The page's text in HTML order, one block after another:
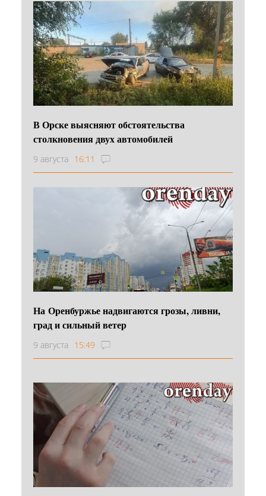
В Орске выясняют обстоятельства
столкновения двух автомобилей
9 августа 16:11
На Оренбуржье надвигаются грозы, ливни,
град и сильный ветер
9 августа 15:49